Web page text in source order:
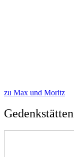
zu Max und Moritz
Gedenkstätten